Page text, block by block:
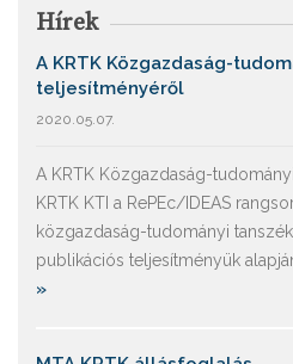
Hírek
A KRTK Közgazdaság-
teljesítményéről
2020.05.07.
A KRTK Közgazdaság-
KRTK KTI a RePEc/IDEAS
közgazdaság-tudományi
publikációs teljesítményük
»